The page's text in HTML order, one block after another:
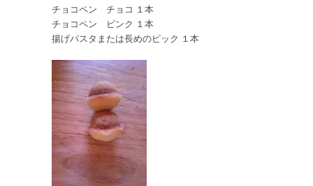
チョコペン チョコ １本
チョコペン ピンク １本
揚げパスタまたは長めのピック １本